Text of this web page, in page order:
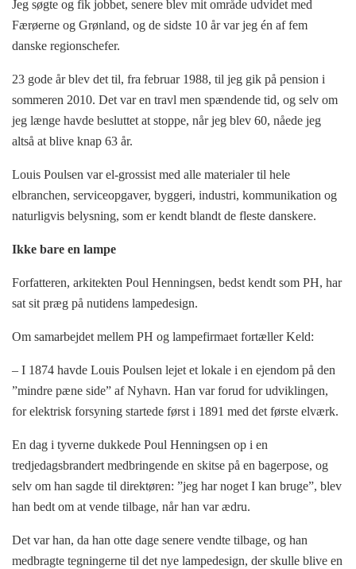
Jeg søgte og fik jobbet, senere blev mit område udvidet med
Færøerne og Grønland, og de sidste 10 år var jeg én af fem
danske regionschefer.
23 gode år blev det til, fra februar 1988, til jeg gik på pension i
sommeren 2010. Det var en travl men spændende tid, og selv om
jeg længe havde besluttet at stoppe, når jeg blev 60, nåede jeg
altså at blive knap 63 år.
Louis Poulsen var el-grossist med alle materialer til hele
elbranchen, serviceopgaver, byggeri, industri, kommunikation og
naturligvis belysning, som er kendt blandt de fleste danskere.
Ikke bare en lampe
Forfatteren, arkitekten Poul Henningsen, bedst kendt som PH, har
sat sit præg på nutidens lampedesign.
Om samarbejdet mellem PH og lampefirmaet fortæller Keld:
– I 1874 havde Louis Poulsen lejet et lokale i en ejendom på den
”mindre pæne side” af Nyhavn. Han var forud for udviklingen,
for elektrisk forsyning startede først i 1891 med det første elværk.
En dag i tyverne dukkede Poul Henningsen op i en
tredjedagsbrandert medbringende en skitse på en bagerpose, og
selv om han sagde til direktøren: ”jeg har noget I kan bruge”, blev
han bedt om at vende tilbage, når han var ædru.
Det var han, da han otte dage senere vendte tilbage, og han
medbragte tegningerne til det nye lampedesign, der skulle blive en